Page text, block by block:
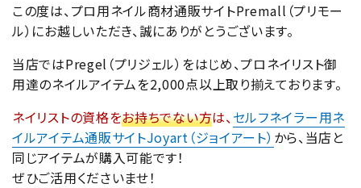
この度は、プロ用ネイル商材通販サイトPremall（プリモー
ル）にお越しいただき、誠にありがとうございます。
当店ではPregel（プリジェル）をはじめ、プロネイリスト御
用達のネイルアイテムを2,000点以上取り揃えております。
ネイリストの資格をお持ちでない方は、セルフネイラー用ネ
イルアイテム通販サイトJoyart（ジョイアート） から、当店と
同じアイテムが購入可能です！
ぜひご活用くださいませ！